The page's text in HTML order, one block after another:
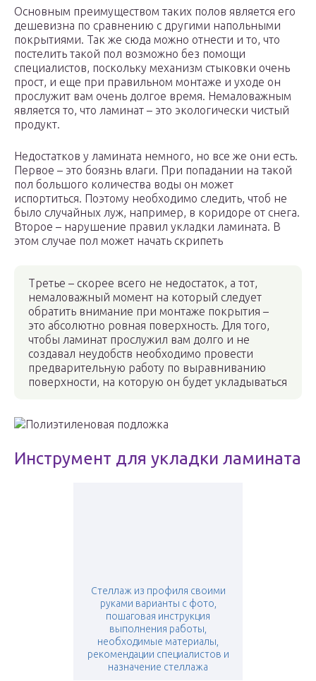
Основным преимуществом таких полов является его
дешевизна по сравнению с другими напольными
покрытиями. Так же сюда можно отнести и то, что
постелить такой пол возможно без помощи
специалистов, поскольку механизм стыковки очень
прост, и еще при правильном монтаже и уходе он
прослужит вам очень долгое время. Немаловажным
является то, что ламинат – это экологически чистый
продукт.
Недостатков у ламината немного, но все же они есть.
Первое – это боязнь влаги. При попадании на такой
пол большого количества воды он может
испортиться. Поэтому необходимо следить, чтоб не
было случайных луж, например, в коридоре от снега.
Второе – нарушение правил укладки ламината. В
этом случае пол может начать скрипеть
Третье – скорее всего не недостаток, а тот,
немаловажный момент на который следует
обратить внимание при монтаже покрытия –
это абсолютно ровная поверхность. Для того,
чтобы ламинат прослужил вам долго и не
создавал неудобств необходимо провести
предварительную работу по выравниванию
поверхности, на которую он будет укладываться
Полиэтиленовая подложка
Инструмент для укладки ламината
Стеллаж из профиля своими
руками варианты с фото,
пошаговая инструкция
выполнения работы,
необходимые материалы,
рекомендации специалистов и
назначение стеллажа